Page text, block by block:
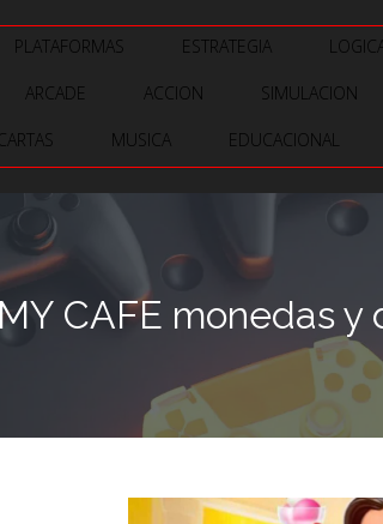
PLATAFORMAS ESTRATEGIA
ARCADE ACCION SIMULACION
MUSICA EDUCACIONAL
CAFE monedas